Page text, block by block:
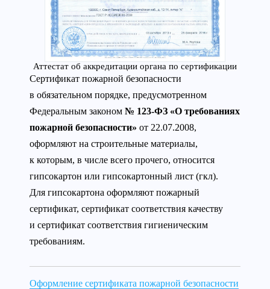
Аттестат об аккредитации органа по сертификации
Сертификат пожарной безопасности
в обязательном порядке, предусмотренном
Федеральным законом № 123-ФЗ «О требованиях
пожарной безопасности» от 22.07.2008,
оформляют на строительные материалы,
к которым, в числе всего прочего, относится
гипсокартон или гипсокартонный лист (гкл).
Для гипсокартона оформляют пожарный
сертификат, сертификат соответствия качеству
и сертификат соответствия гигиеническим
требованиям.
Оформление сертификата пожарной безопасности